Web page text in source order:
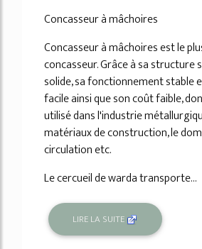
Concasseur à mâchoires
Concasseur à mâchoires est le
concasseur. Grâce à sa structure
solide, sa fonctionnement stable
facile ainsi que son coût faible,
utilisé dans l'industrie
matériaux de construction, le
circulation etc.
Le cercueil de warda transporte...
LIRE LA SUITE